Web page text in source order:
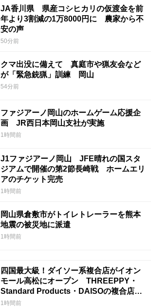
JA香川県 県産コシヒカリの仮渡金を前
年より3割減の1万8000円に 農家から不
安の声
50分前
クマ出没に備えて 真庭市や猟友会など
が「緊急銃猟」訓練 岡山
54分前
ファジアーノ岡山のホームゲーム応援企
画 JR西日本岡山支社が実施
1時間前
J1ファジアーノ岡山 JFE晴れの国スタ
ジアムで開催の第2節長崎戦 ホームエリ
アのチケット完売
1時間前
岡山県倉敷市がトイレトレーラーを熊本
地震の被災地に派遣
1時間前
四国最大級！ダイソー系複合店がイオン
モール高松にオープン THREEPPY・
Standard Products・DAISOの複合店は
香川県初
1時間前